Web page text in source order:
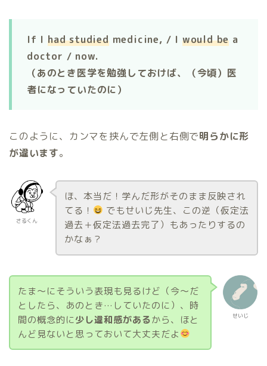
If I had studiedmedicine, / I would be a
doctor / now.
（あのとき医学を勉強しておけば、（今頃）医
者になっていたのに）
このように、カンマを挟んで左側と右側で明らかに形
が違います。
さるくん
ほ、本当だ！学んだ形がそのまま反映され
てる！
でもせいじ先生、この逆（仮定法
過去＋仮定法過去完了）もあったりするの
かなぁ？
せいじ
たま〜にそういう表現も見るけど（今〜だ
としたら、あのとき…していたのに）、時
間の概念的に少し違和感があるから、ほと
んど見ないと思っておいて大丈夫だよ